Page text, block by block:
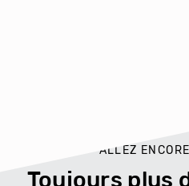
ALLEZ
Toujours plus